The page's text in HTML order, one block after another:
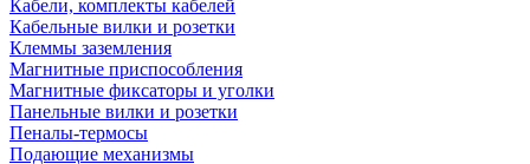
Кабели, комплекты кабелей
Кабельные вилки и розетки
Клеммы заземления
Магнитные приспособления
Магнитные фиксаторы и уголки
Панельные вилки и розетки
Пеналы-термосы
Подающие механизмы